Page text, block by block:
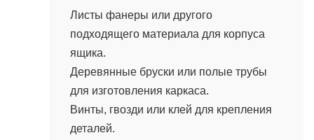
Листы фанеры или другого
подходящего материала для корпуса
ящика.
Деревянные бруски или полые трубы
для изготовления каркаса.
Винты, гвозди или клей для крепления
деталей.